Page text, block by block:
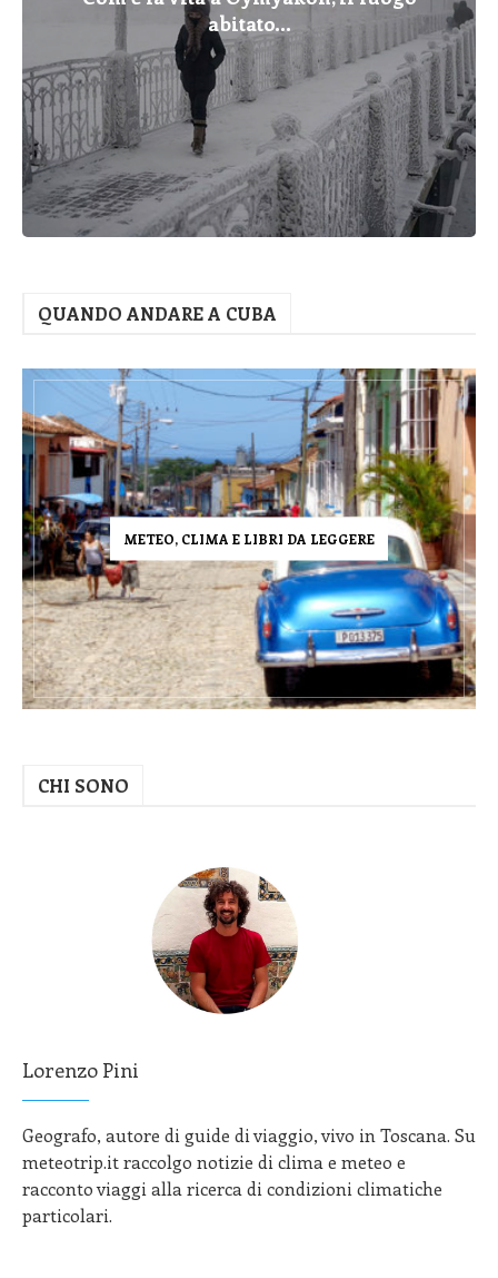
abitato...
QUANDO ANDARE A CUBA
METEO, CLIMA E LIBRI DA LEGGERE
CHI SONO
Lorenzo Pini
Geografo, autore di guide di viaggio, vivo in Toscana. Su
meteotrip.it raccolgo notizie di clima e meteo e
racconto viaggi alla ricerca di condizioni climatiche
particolari.